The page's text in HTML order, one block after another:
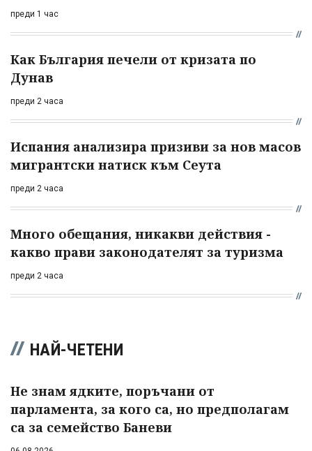
преди 1 час
Как България печели от кризата по
Дунав
преди 2 часа
Испания анализира призиви за нов масов
мигрантски натиск към Сеута
преди 2 часа
Много обещания, никакви действия -
какво прави законодателят за туризма
преди 2 часа
НАЙ-ЧЕТЕНИ
Не знам ядките, поръчани от
парламента, за кого са, но предполагам
са за семейство Баневи